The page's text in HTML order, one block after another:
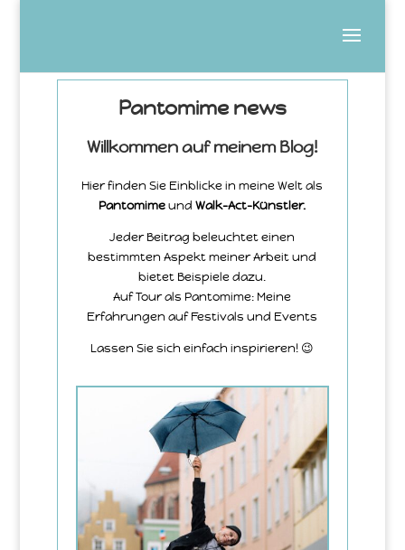
Pantomime news
Willkommen auf meinem Blog!
Hier finden Sie Einblicke in meine Welt als
PantomimeundWalk-Act-Künstler.
Jeder Beitrag beleuchtet einen
bestimmten Aspekt meiner Arbeit und
bietet Beispiele dazu.
Auf Tour als Pantomime: Meine
Erfahrungen auf Festivals und Events
Lassen Sie sich einfach inspirieren! 😉